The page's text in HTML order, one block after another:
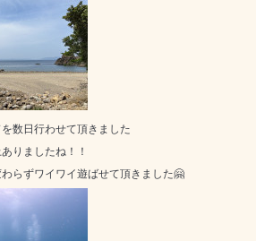
数日行わせて頂きました
りましたね！！
らずワイワイ遊ばせて頂きました🤗